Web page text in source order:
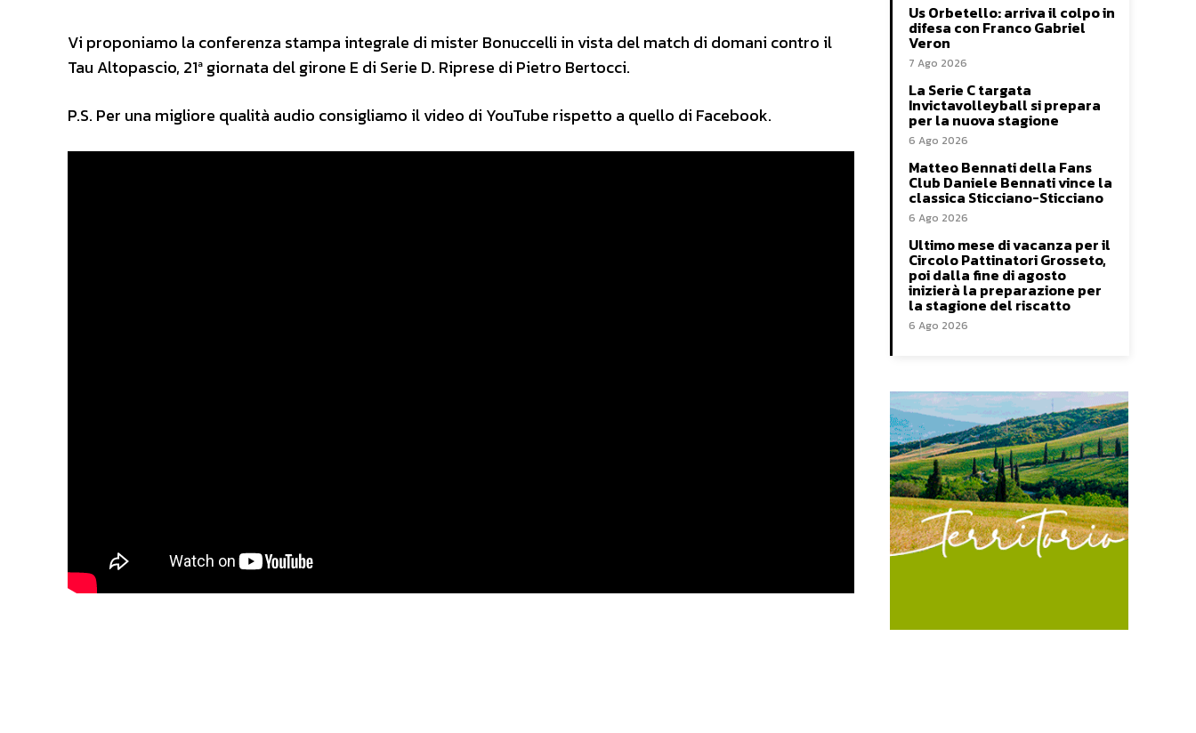
Vi proponiamo la conferenza stampa integrale di mister Bonuccelli in vista del match di domani contro il
Tau Altopascio, 21ª giornata del girone E di Serie D. Riprese di Pietro Bertocci.
P.S. Per una migliore qualità audio consigliamo il video di YouTube rispetto a quello di Facebook.
Us Orbetello: arriva il colpo in
difesa con Franco Gabriel
Veron
7 Ago 2026
La Serie C targata
Invictavolleyball si prepara
per la nuova stagione
6 Ago 2026
Matteo Bennati della Fans
Club Daniele Bennati vince la
classica Sticciano-Sticciano
6 Ago 2026
Ultimo mese di vacanza per il
Circolo Pattinatori Grosseto,
poi dalla fine di agosto
inizierà la preparazione per
la stagione del riscatto
6 Ago 2026